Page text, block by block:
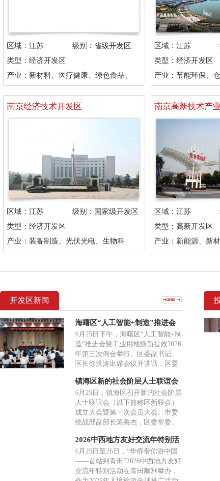
区域：江苏
级别：省级开发区
类型：经济开发区
产业：新材料、医疗健康、绿色食品、
现代服务
区域：江苏
类型：经济开发区
产业：节能环保、
南京经济技术开发区
区域：江苏
级别：国家级开发区
类型：经济开发区
产业：装备制造、光伏光电、生物科
技、人工智能
南京高新技术产
区域：江苏
类型：高新开发区
产业：新能源、新
子信息
开发区新闻
海曙区“人工智能+制造”推进会
暨工业用地焕新提效2026年第三
次例会举行
6月25日下午，海曙区“人工智能+制
造”推进会暨工业用地焕新提效2026
年第三次例会举行。区委副书记、
区长徐洪涛出席会议并讲话，区委
区长李高主持。
镇海区新的社会阶层人士联谊会
成立大会召开
6月25日，镇海区召开新的社会阶层
人士联谊会（以下简称区新联会）
成立大会暨第一次会员大会。市委
统战部副部长陈善杰，区委常委、
听取了镇海区新联会筹备工作报
告，审议通过了区新联会章程，选
举产生了第一届理事会及领导班
子。三关六码头（宁波）文化创意
2026中西地方友好交流年特别活
动在青田举行
6月25日至26日，“华侨带你游中国
——首站到青田”2026中西地方友好
交流年特别活动在青田顺利举办，